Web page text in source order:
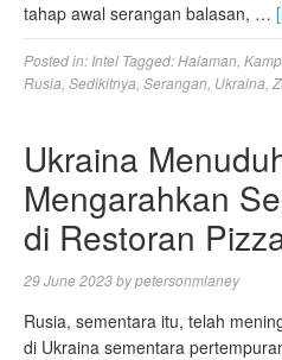
tahap awal serangan balasan, …
Posted in: Intel Tagged:Halaman
Rusia Sedikitnya Serangan Ukraina
Ukraina
Mengarahkan
di Restoran
29 June 2023bypetersonmlaney
Rusia, sementara itu, telah
di Ukraina sementara